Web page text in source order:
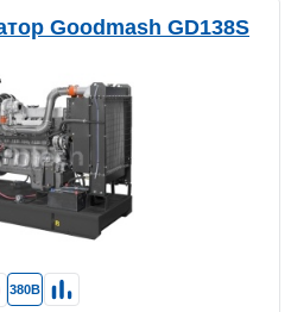
Goodmash GD138S
380В